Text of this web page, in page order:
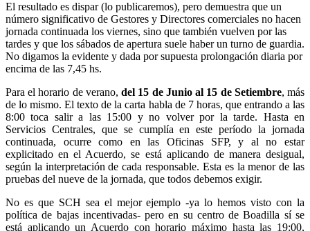
El resultado es dispar (lo publicaremos), pero demuestra que un
número significativo de Gestores y Directores comerciales no hacen
jornada continuada los viernes, sino que también vuelven por las
tardes y que los sábados de apertura suele haber un turno de guardia.
No digamos la evidente y dada por supuesta prolongación diaria por
encima de las 7,45 hs.
Para el horario de verano,del 15 de Junio al 15 de Setiembre, más
de lo mismo. El texto de la carta habla de 7 horas, que entrando a las
8:00 toca salir a las 15:00 y no volver por la tarde. Hasta en
Servicios Centrales, que se cumplía en este período la jornada
continuada, ocurre como en las Oficinas SFP, y al no estar
explicitado en el Acuerdo, se está aplicando de manera desigual,
según la interpretación de cada responsable. Esta es la menor de las
pruebas del nueve de la jornada, que todos debemos exigir.
No es que SCH sea el mejor ejemplo -ya lo hemos visto con la
política de bajas incentivadas- pero en su centro de Boadilla sí se
está aplicando un Acuerdo con horario máximo hasta las 19:00,